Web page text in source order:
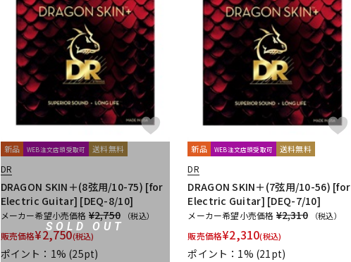
DTM オンラ
イン納品
レコーディン
グ機器
配信/ライブ
機器
SOLD OUT
新品 WEB注文店頭受取可 送料無料
DR
DRAGON SKIN＋(8弦用/10-75) [for
Electric Guitar] [DEQ-8/10]
メーカー希望小売価格 ¥2,750 （税込）
販売価格¥2,750(税込)
ポイント：1% (25pt)
新品 WEB注文店頭受取可 送料無料
DR
DRAGON SKIN＋(7弦用/10-56) [for
Electric Guitar] [DEQ-7/10]
メーカー希望小売価格 ¥2,310 （税込）
販売価格¥2,310(税込)
ポイント：1% (21pt)